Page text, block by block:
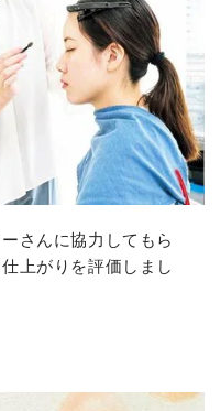
さんに協力してもら
上がりを評価しまし